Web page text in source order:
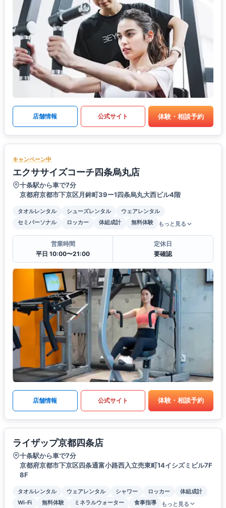
店舗情報 公式サイト 体験・相談予約
キャンペーン中
エクササイズコーチ四条烏丸店
十条駅から車で7分
京都府京都市下京区月鉾町39ー1四条烏丸大西ビル4階
タオルレンタル シューズレンタル
ウェアレンタル
セミパーソナル
ロッカー 体組成計 無料体験 もっと見る
営業時間
平日 10:00〜21:00
定休日
要確認
店舗情報 公式サイト 体験・相談予約
ライザップ京都四条店
十条駅から車で7分
京都府京都市下京区四条通富小路西入立売東町14イシズミビル7F
8F
タオルレンタル ウェアレンタル シャワー ロッカー
体組成計
Wi-Fi
無料体験 ミネラルウォーター 食事指導 もっと見る